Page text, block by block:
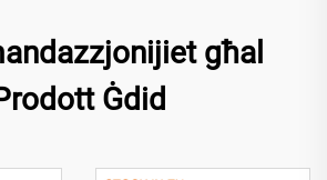
għal
Ġdid